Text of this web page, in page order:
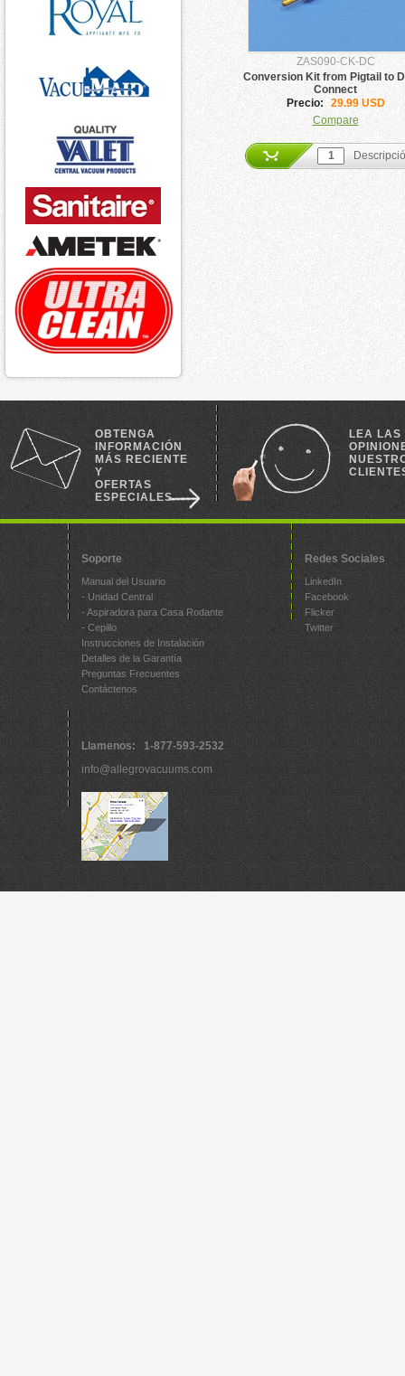
ZAS090-CK-DC
Conversion Kit from Pigtail to
Connect
Precio:
29.99 USD
Compare
OBTENGA
INFORMACIÓN
MÁS RECIENTE
Y
OFERTAS
ESPECIALES
LEA LAS
Soporte
Manual del Usuario
- Unidad Central
- Aspiradora para Casa Rodante
- Cepillo
Instrucciones de Instalación
Detalles de la Garantía
Preguntas Frecuentes
Contáctenos
Redes Sociales
LinkedIn
Facebook
Flicker
Twitter
Llamenos: 1-877-593-2532
info@allegrovacuums.com